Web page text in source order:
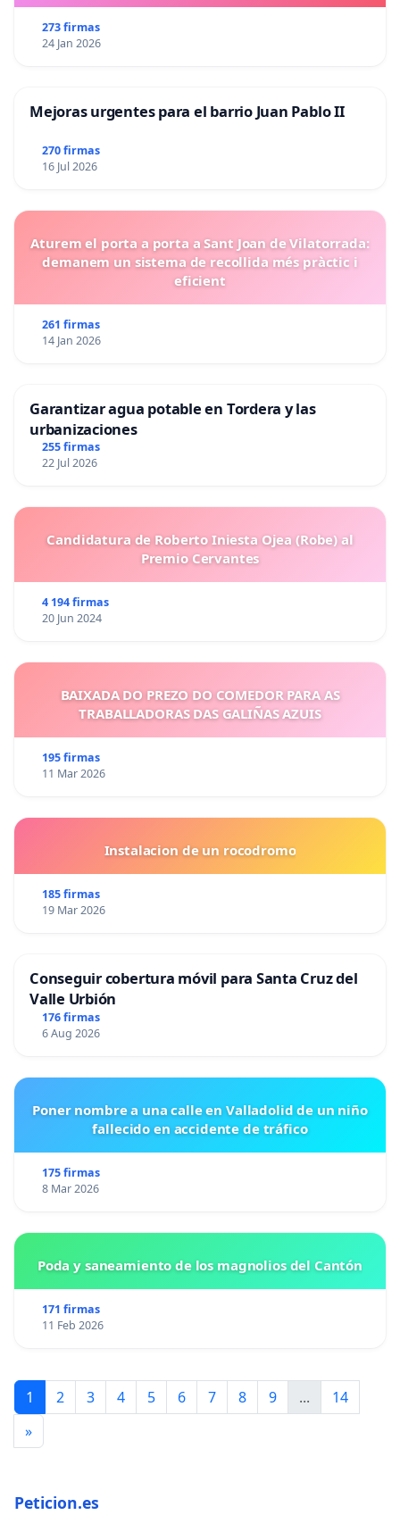
273 firmas
24 Jan 2026
Mejoras urgentes para el barrio Juan Pablo II
270 firmas
16 Jul 2026
Aturem el porta a porta a Sant Joan de Vilatorrada:
demanem un sistema de recollida més pràctic i
eficient
261 firmas
14 Jan 2026
Garantizar agua potable en Tordera y las
urbanizaciones
255 firmas
22 Jul 2026
Candidatura de Roberto Iniesta Ojea (Robe) al
Premio Cervantes
4 194 firmas
20 Jun 2024
BAIXADA DO PREZO DO COMEDOR PARA AS
TRABALLADORAS DAS GALIÑAS AZUIS
195 firmas
11 Mar 2026
Instalacion de un rocodromo
185 firmas
19 Mar 2026
Conseguir cobertura móvil para Santa Cruz del
Valle Urbión
176 firmas
6 Aug 2026
Poner nombre a una calle en Valladolid de un niño
fallecido en accidente de tráfico
175 firmas
8 Mar 2026
Poda y saneamiento de los magnolios del Cantón
171 firmas
11 Feb 2026
1 2 3 4 5 6 7 8 9 ...
14
»
Peticion.es